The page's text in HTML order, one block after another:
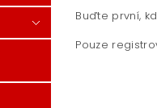
Buďte první,
Pouze